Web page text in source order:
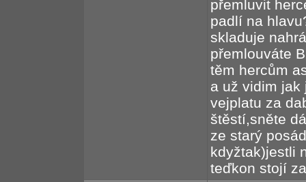
přemluvit
padlí na
skladuje
přemlouváte
těm hercům
a už vidim
vejplatu za
štěstí,sněte
ze starý
kdyžtak)jestli
teďkon stojí